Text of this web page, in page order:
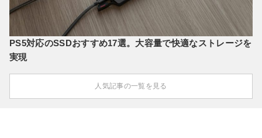
PS5対応のSSDおすすめ17選。大容量で快適なストレージを
実現
人気記事の一覧を見る